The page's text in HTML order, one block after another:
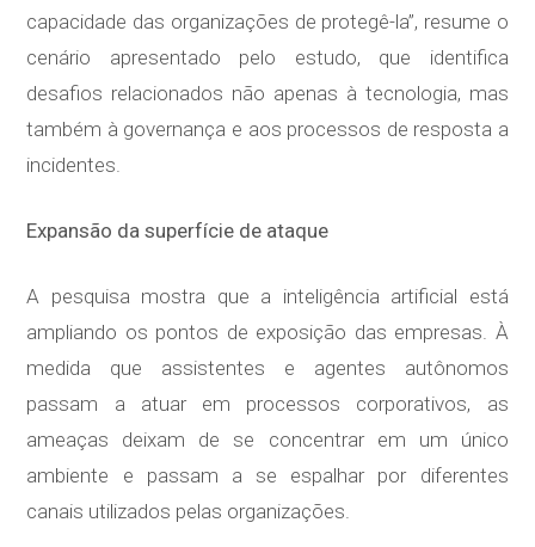
capacidade das organizações de protegê-la”, resume o
cenário apresentado pelo estudo, que identifica
desafios relacionados não apenas à tecnologia, mas
também à governança e aos processos de resposta a
incidentes.
Expansão da superfície de ataque
A pesquisa mostra que a inteligência artificial está
ampliando os pontos de exposição das empresas. À
medida que assistentes e agentes autônomos
passam a atuar em processos corporativos, as
ameaças deixam de se concentrar em um único
ambiente e passam a se espalhar por diferentes
canais utilizados pelas organizações.